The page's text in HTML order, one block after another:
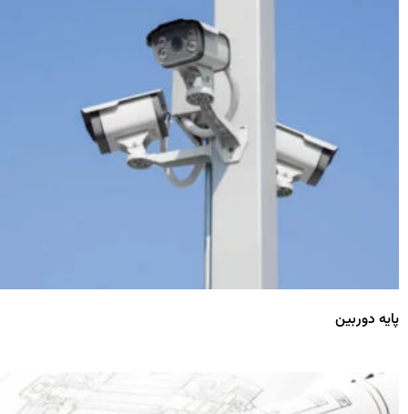
پایه دوربین